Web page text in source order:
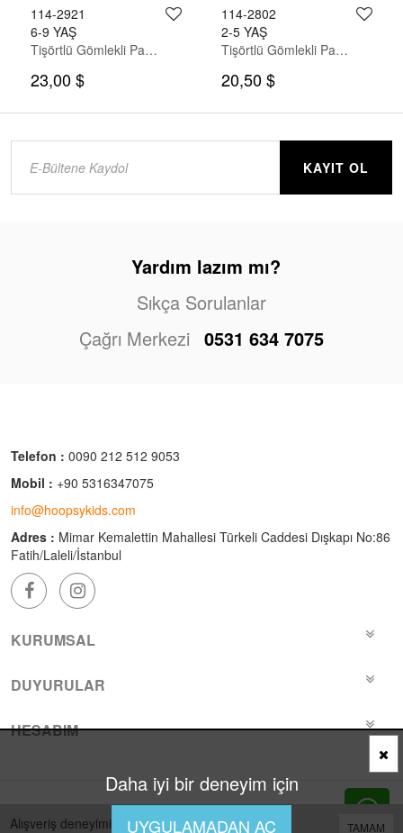
114-2921
6-9 YAŞ
Tişörtlü Gömlekli Pantolon Takım
23,00 $
114-2802
2-5 YAŞ
Tişörtlü Gömlekli Pantolon Takım
20,50 $
KAYIT OL
Yardım lazım mı?
Sıkça Sorulanlar
Çağrı Merkezi 0531 634 7075
Telefon : 0090 212 512 9053
Mobil : +90 5316347075
info@hoopsykids.com
Adres : Mimar Kemalettin Mahallesi Türkeli Caddesi Dışkapı No:86
Fatih/Laleli/İstanbul
KURUMSAL
DUYURULAR
HESABIM
TAMAM
Alışveriş deneyiminizi iyileştirmek için yasal
Daha iyi bir deneyim için
UYGULAMADAN AÇ